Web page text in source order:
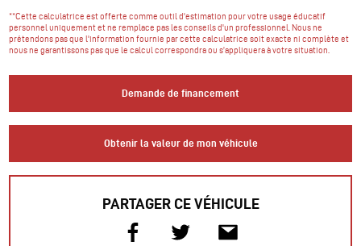
**Cette calculatrice est offerte comme outil d'estimation pour votre usage éducatif
personnel uniquement et ne remplace pas les conseils d'un professionnel. Nous ne
prétendons pas que l'information fournie par cette calculatrice soit exacte ni complète et
nous ne garantissons pas que le calcul correspondra ou s’appliquera à votre situation.
Demande de financement
Obtenir la valeur de mon véhicule
PARTAGER CE VÉHICULE